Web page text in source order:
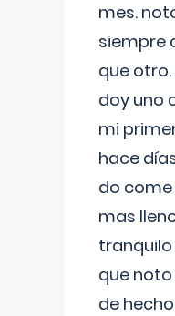
mes.
siempre
que
doy uno
mi
hace
do come
mas
tranquilo
que
de